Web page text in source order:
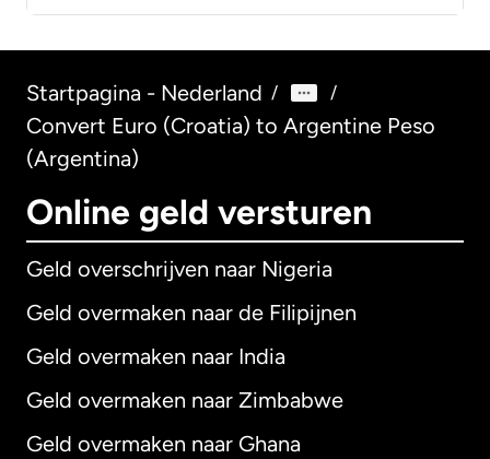
Startpagina - Nederland / /
Convert Euro (Croatia) to Argentine Peso
(Argentina)
Online geld versturen
Geld overschrijven naar Nigeria
Geld overmaken naar de Filipijnen
Geld overmaken naar India
Geld overmaken naar Zimbabwe
Geld overmaken naar Ghana